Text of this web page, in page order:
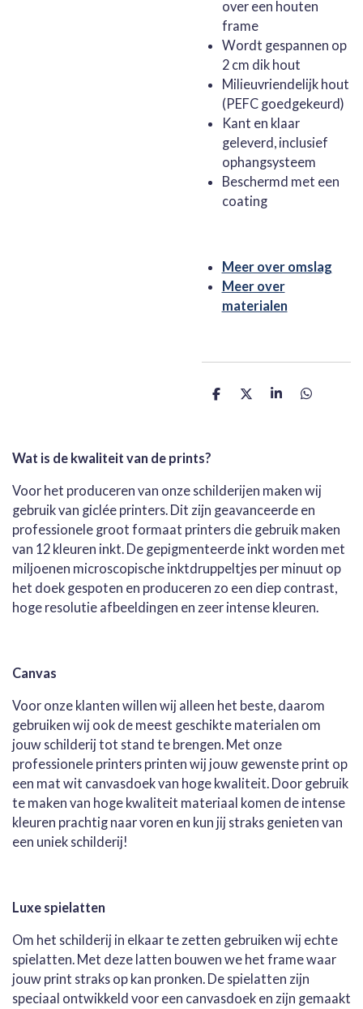
over een houten
frame
Wordt gespannen op
2 cm dik hout
Milieuvriendelijk hout
(PEFC goedgekeurd)
Kant en klaar
geleverd, inclusief
ophangsysteem
Beschermd met een
coating
Meer over omslag
Meer over
materialen
D
D
S
D
Wat is de kwaliteit van de prints?
Voor het produceren van onze schilderijen maken wij
gebruik van giclée printers. Dit zijn geavanceerde en
professionele groot formaat printers die gebruik maken
van 12 kleuren inkt. De gepigmenteerde inkt worden met
miljoenen microscopische inktdruppeltjes per minuut op
het doek gespoten en produceren zo een diep contrast,
hoge resolutie afbeeldingen en zeer intense kleuren.
Canvas
Voor onze klanten willen wij alleen het beste, daarom
gebruiken wij ook de meest geschikte materialen om
jouw schilderij tot stand te brengen. Met onze
professionele printers printen wij jouw gewenste print op
een mat wit canvasdoek van hoge kwaliteit. Door gebruik
te maken van hoge kwaliteit materiaal komen de intense
kleuren prachtig naar voren en kun jij straks genieten van
een uniek schilderij!
Luxe spielatten
Om het schilderij in elkaar te zetten gebruiken wij echte
spielatten. Met deze latten bouwen we het frame waar
jouw print straks op kan pronken. De spielatten zijn
speciaal ontwikkeld voor een canvasdoek en zijn gemaakt